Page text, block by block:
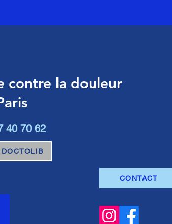
contre la douleur
40 70 62
CONTACT